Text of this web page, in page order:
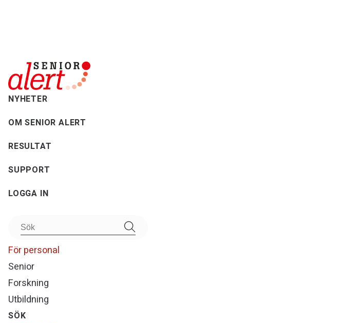
NYHETER
OM SENIOR ALERT
RESULTAT
SUPPORT
LOGGA IN
För personal
Senior
Forskning
Utbildning
SÖK